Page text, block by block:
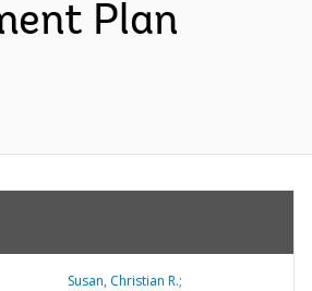
Plan
Susan, Christian R.;